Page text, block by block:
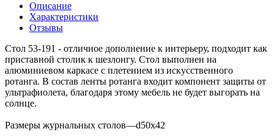
Описание
Характеристики
Отзывы
Стол 53-191 - отличное дополнение к интерьеру, подходит как
приставной столик к шезлонгу. Стол выполнен на
алюминиевом каркасе с плетением из искусственного
ротанга. В состав ленты ротанга входит компонент защиты от
ультрафиолета, благодаря этому мебель не будет выгорать на
солнце.
Размеры журнальных столов—d50х42